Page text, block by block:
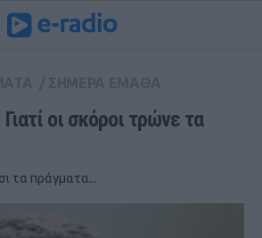
οι σκόροι τρώνε τα
τα πράγματα...